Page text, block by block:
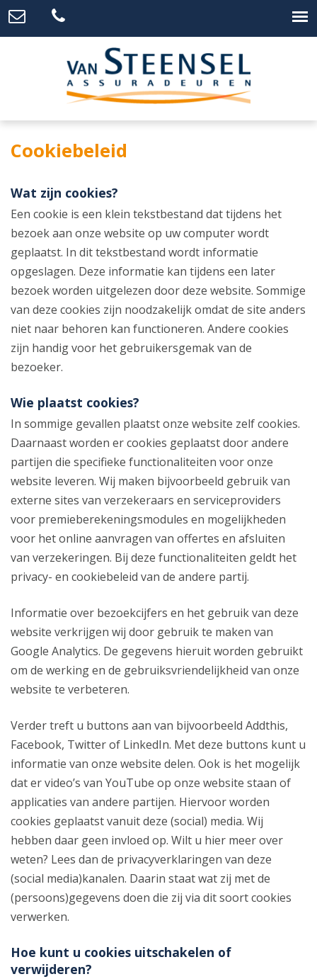
Cookiebeleid
Wat zijn cookies?
Een cookie is een klein tekstbestand dat tijdens het
bezoek aan onze website op uw computer wordt
geplaatst. In dit tekstbestand wordt informatie
opgeslagen. Deze informatie kan tijdens een later
bezoek worden uitgelezen door deze website. Sommige
van deze cookies zijn noodzakelijk omdat de site anders
niet naar behoren kan functioneren. Andere cookies
zijn handig voor het gebruikersgemak van de
bezoeker.
Wie plaatst cookies?
In sommige gevallen plaatst onze website zelf cookies.
Daarnaast worden er cookies geplaatst door andere
partijen die specifieke functionaliteiten voor onze
website leveren. Wij maken bijvoorbeeld gebruik van
externe sites van verzekeraars en serviceproviders
voor premieberekeningsmodules en mogelijkheden
voor het online aanvragen van offertes en afsluiten
van verzekeringen. Bij deze functionaliteiten geldt het
privacy- en cookiebeleid van de andere partij.
Informatie over bezoekcijfers en het gebruik van deze
website verkrijgen wij door gebruik te maken van
Google Analytics. De gegevens hieruit worden gebruikt
om de werking en de gebruiksvriendelijkheid van onze
website te verbeteren.
Verder treft u buttons aan van bijvoorbeeld Addthis,
Facebook, Twitter of LinkedIn. Met deze buttons kunt u
informatie van onze website delen. Ook is het mogelijk
dat er video’s van YouTube op onze website staan of
applicaties van andere partijen. Hiervoor worden
cookies geplaatst vanuit deze (social) media. Wij
hebben daar geen invloed op. Wilt u hier meer over
weten? Lees dan de privacyverklaringen van deze
(social media)kanalen. Daarin staat wat zij met de
(persoons)gegevens doen die zij via dit soort cookies
verwerken.
Hoe kunt u cookies uitschakelen of
verwijderen?